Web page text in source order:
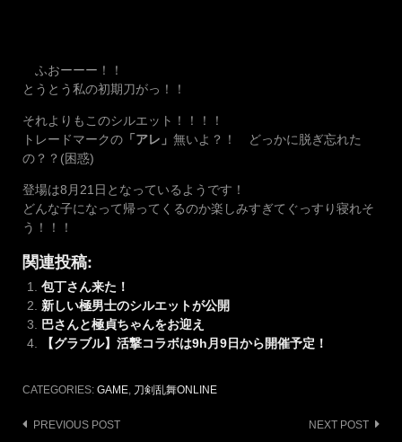
ふおーーー！！
とうとう私の初期刀がっ！！
それよりもこのシルエット！！！！
トレードマークの 「アレ」 無いよ？！ どっかに脱ぎ忘れた
の？？(困惑)
登場は8月21日となっているようです！
どんな子になって帰ってくるのか楽しみすぎてぐっすり寝れそ
う！！！
関連投稿:
包丁さん来た！
新しい極男士のシルエットが公開
巴さんと極貞ちゃんをお迎え
【グラブル】活撃コラボは9h月9日から開催予定！
CATEGORIES: GAME, 刀剣乱舞ONLINE
Post
PREVIOUS POST NEXT POST